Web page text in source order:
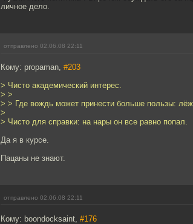
личное дело.
отправлено 02.06.08 22:11
Кому: propaman, #203
> Чисто академический интерес.
> >
> > Где вождь может принести больше пользы:
>
> Чисто для справки: на нары он все равно попал.
Да я в курсе.
Пацаны не знают.
отправлено 02.06.08 22:11
Кому: boondocksaint, #176